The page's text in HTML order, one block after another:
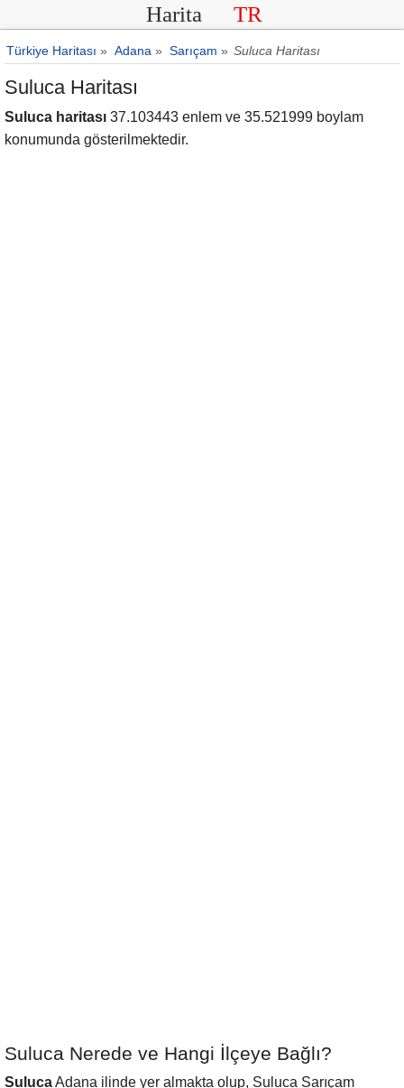
Harita TR
Türkiye Haritası » Adana » Sarıçam » Suluca Haritası
Suluca Haritası
Suluca haritası 37.103443 enlem ve 35.521999 boylam
konumunda gösterilmektedir.
Suluca Nerede ve Hangi İlçeye Bağlı?
SulucaAdana ilinde yer almakta olup, Suluca Sarıçam